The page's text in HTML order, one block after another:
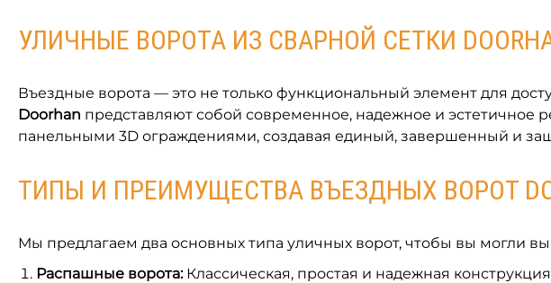
УЛИЧНЫЕ ВОРОТА ИЗ СВАРНОЙ СЕТКИ
Въездные ворота — это не только функциональный элемент для
Doorhan представляют собой современное, надежное и эстетичное
панельными 3D ограждениями, создавая единый, завершенный и
ТИПЫ И ПРЕИМУЩЕСТВА ВЪЕЗДНЫХ ВОРОТ
Мы предлагаем два основных типа уличных ворот, чтобы вы могли
Распашные ворота:Классическая, простая и надежная